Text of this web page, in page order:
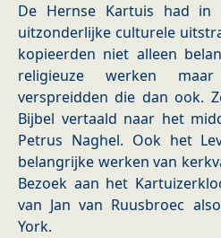
De Hernse Kartuis had in
uitzonderlijke culturele
kopieerden niet alleen
religieuze werken
verspreidden die dan ook.
Bijbel vertaald naar het
Petrus Naghel. Ook het
belangrijke werken van
Bezoek aan het
van Jan van Ruusbroec
York.